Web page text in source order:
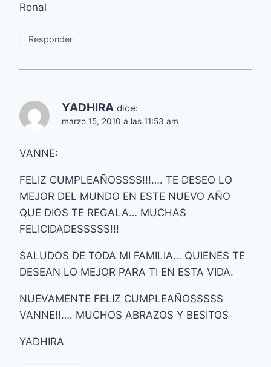
Ronal
Responder
YADHIRA dice:
marzo 15, 2010 a las 11:53 am
VANNE:
FELIZ CUMPLEAÑOSSSS!!!…. TE DESEO LO
MEJOR DEL MUNDO EN ESTE NUEVO AÑO
QUE DIOS TE REGALA… MUCHAS
FELICIDADESSSSS!!!
SALUDOS DE TODA MI FAMILIA… QUIENES TE
DESEAN LO MEJOR PARA TI EN ESTA VIDA.
NUEVAMENTE FELIZ CUMPLEAÑOSSSSS
VANNE!!…. MUCHOS ABRAZOS Y BESITOS
YADHIRA